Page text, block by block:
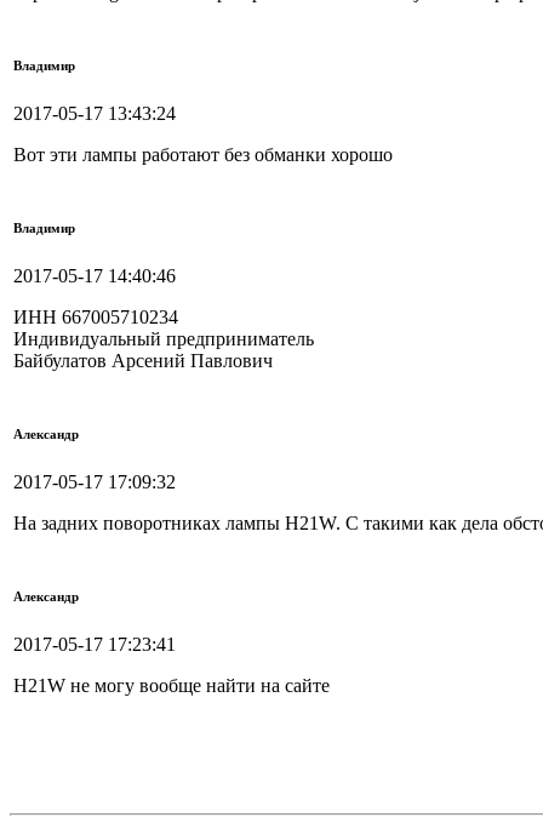
Владимир
2017-05-17 13:43:24
Вот эти лампы работают без обманки хорошо
Владимир
2017-05-17 14:40:46
ИНН 667005710234
Индивидуальный предприниматель
Байбулатов Арсений Павлович
Александр
2017-05-17 17:09:32
На задних поворотниках лампы H21W. С такими как дела
Александр
2017-05-17 17:23:41
H21W не могу вообще найти на сайте